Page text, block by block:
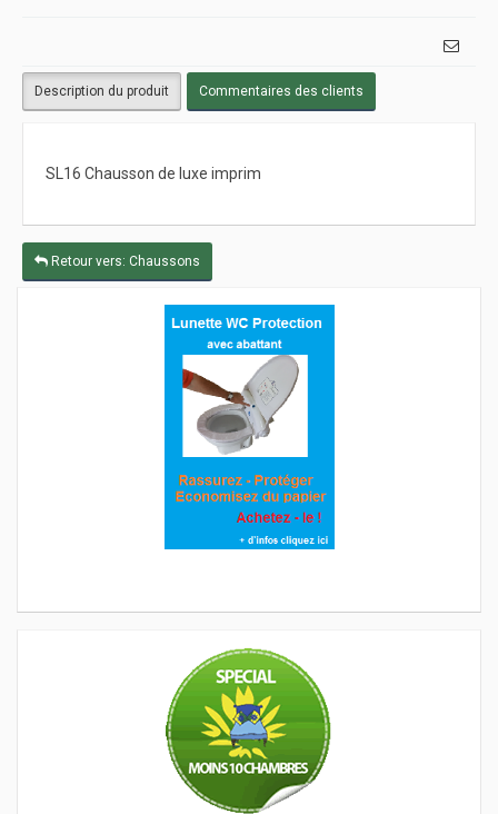
Description du produit Commentaires des clients
SL16 Chausson de luxe imprim
Retour vers: Chaussons